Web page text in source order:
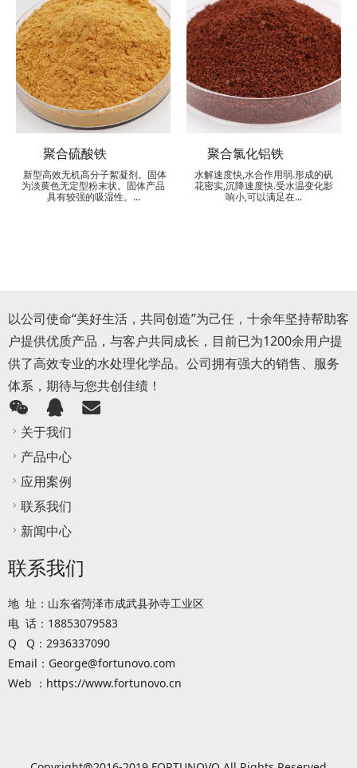
聚合硫酸铁
新型高效无机高分子絮凝剂。固体
为淡黄色无定型粉末状。固体产品
具有较强的吸湿性。...
聚合氯化铝铁
水解速度快,水合作用弱.形成的矾
花密实,沉降速度快.受水温变化影
响小,可以满足在...
以公司使命“美好生活，共同创造”为己任，十余年坚持帮助客
户提供优质产品，与客户共同成长，目前已为1200余用户提
供了高效专业的水处理化学品。公司拥有强大的销售、服务
体系，期待与您共创佳绩！
关于我们
产品中心
应用案例
联系我们
新闻中心
联系我们
地 址：山东省菏泽市成武县孙寺工业区
电 话：18853079583
Q Q：2936337090
Email：George@fortunovo.com
Web ：https://www.fortunovo.cn